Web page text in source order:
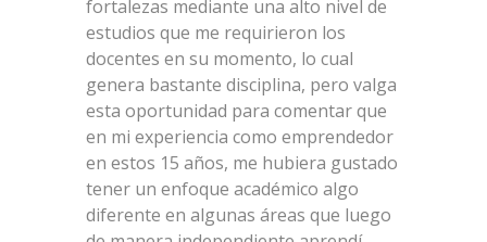
fortalezas mediante una alto nivel de
estudios que me requirieron los
docentes en su momento, lo cual
genera bastante disciplina, pero valga
esta oportunidad para comentar que
en mi experiencia como emprendedor
en estos 15 años, me hubiera gustado
tener un enfoque académico algo
diferente en algunas áreas que luego